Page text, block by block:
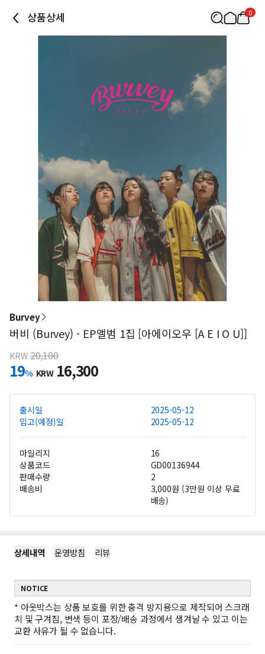
상품상세 0
Burvey
버비 (Burvey) - EP앨범 1집 [아에이오우 [A E I O U]]
KRW 20,100
19% KRW 16,300
출시일
2025-05-12
입고(예정)일
2025-05-12
마일리지
16
상품코드
GD00136944
판매수량
2
배송비
3,000원 (3만원 이상 무료
배송)
상세내역 운영방침 리뷰
NOTICE
* 아웃박스는 상품 보호를 위한 충격 방지용으로 제작되어 스크래
치 및 구겨짐, 변색 등이 포장/배송 과정에서 생겨날 수 있고 이는
교환 사유가 될 수 없습니다.